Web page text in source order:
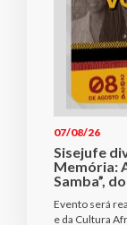
07/08/26
Sisejufe
Memória:
Samba”,
Evento será
e da Cultura